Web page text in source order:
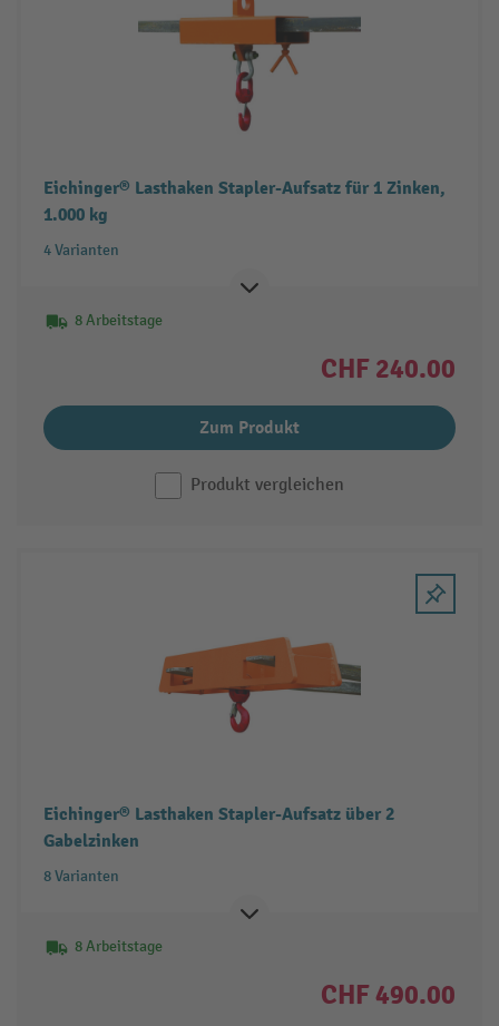
Eichinger® Lasthaken Stapler-Aufsatz für 1 Zinken,
1.000 kg
4 Varianten
8 Arbeitstage
CHF 240.00
Zum Produkt
Produkt vergleichen
Eichinger® Lasthaken Stapler-Aufsatz über 2
Gabelzinken
8 Varianten
8 Arbeitstage
CHF 490.00